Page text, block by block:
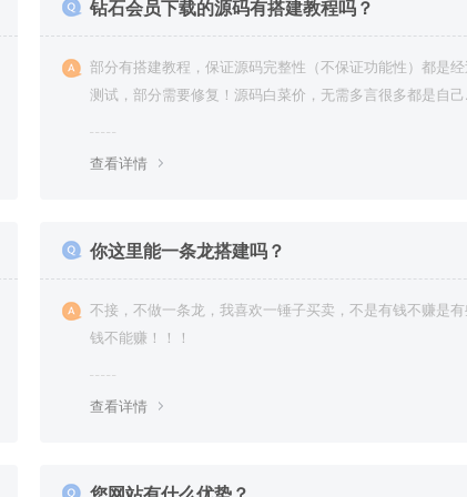
钻石会员下载的源码有搭建教程吗？
部分有搭建教程，保证源码完整性（不保证功能性）都是经
测试，部分需要修复！源码白菜价，无需多言很多都是自己
查看详情
你这里能一条龙搭建吗？
不接，不做一条龙，我喜欢一锤子买卖，不是有钱不赚是
钱不能赚！！！
查看详情